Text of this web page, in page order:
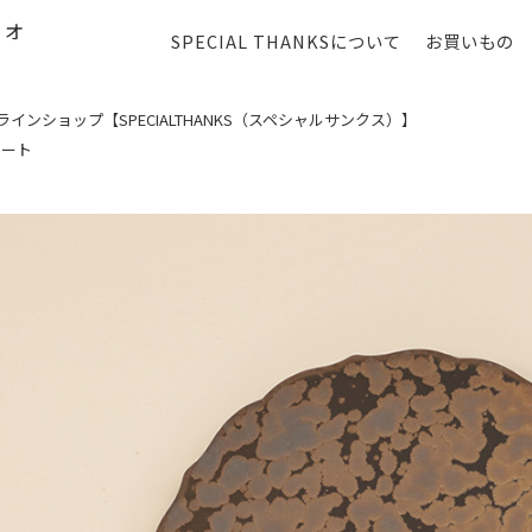
SPECIAL THANKSについて お買いもの
ンショップ【SPECIALTHANKS（スペシャルサンクス）】
ト